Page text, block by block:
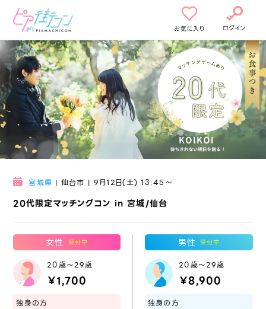
お気に入り ログイン
20代限定マッチングコン in 宮城/仙台
宮城県 | 仙台市 | 9月12日(土) 13:45〜
女性 受付中
20歳～29歳
￥1,700
独身の方
男性 受付中
20歳～29歳
￥8,900
独身の方